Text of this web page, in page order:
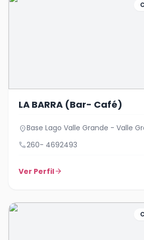
LA BARRA (Bar- Café)
location_onBase Lago Valle Grande - Valle
call260- 4692493
Ver Perfilarrow_forward